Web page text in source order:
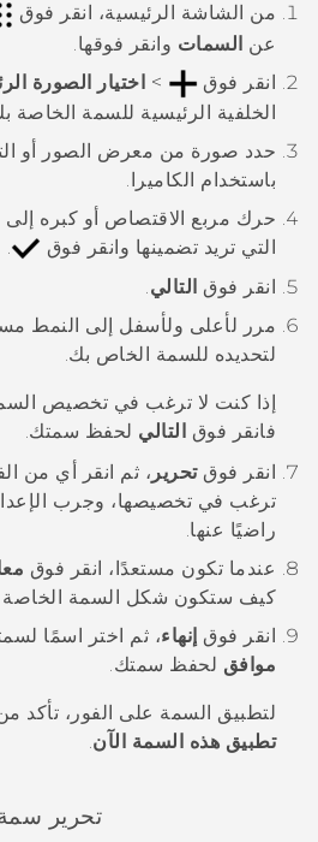
أجهزة HTC والملحقات
من الشاشة
الرئيسية، انقر فوق
عن السمات وانقر فوقها.
انقر فوق
> اختيار الصورة
الخلفية الرئيسية للسمة الخاصة
حدد صورة من معرض الصور أو
باستخدام الكاميرا.
حرك مربع الاقتصاص أو كبره
التي تريد تضمينها وانقر فوق
.
انقر فوق التالي.
مرر لأعلى ولأسفل إلى النمط
لتحديده للسمة الخاص بك.
إذا كنت لا ترغب في تخصيص
فانقر فوق
التالي لحفظ سمتك.
انقر فوقتحرير ، ثم انقر أي من
ترغب في تخصيصها، وجرب
راضيًا عنها.
عندما تكون مستعدًا، انقر فوق
كيف ستكون شكل السمة الخاصة
انقر فوق إنهاء، ثم اختر اسمًا
موافق لحفظ سمتك.
لتطبيق السمة على الفور، تأكد
تطبيق هذه السمة الآن.
تحرير